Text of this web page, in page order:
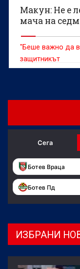
Макун: Не е
мача на
"Беше важно да
защитникът
Сега
Ботев Враца
Ботев Пд
ИЗБРАНИ